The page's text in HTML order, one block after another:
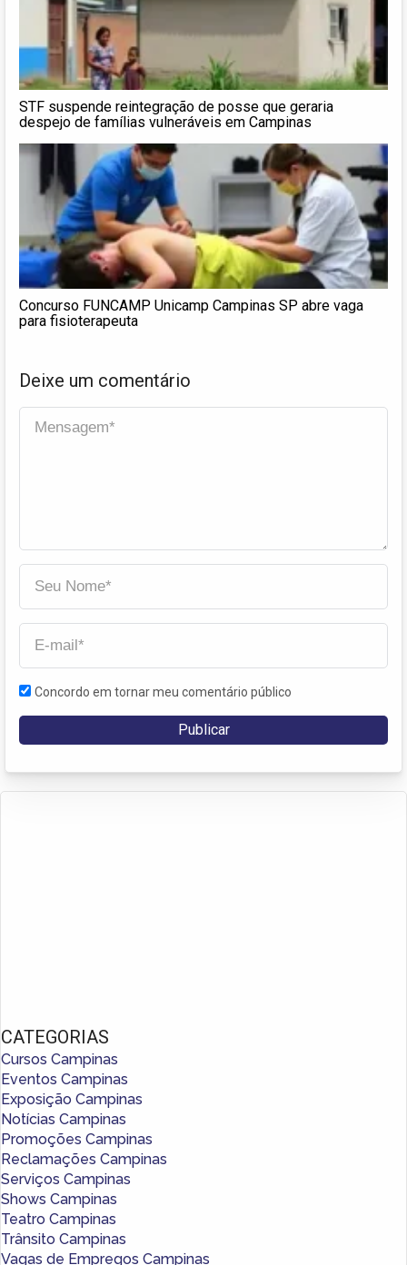
STF suspende reintegração de posse que geraria
despejo de famílias vulneráveis em Campinas
Concurso FUNCAMP Unicamp Campinas SP abre vaga
para fisioterapeuta
Deixe um comentário
Concordo em tornar meu comentário público
CATEGORIAS
Cursos Campinas
Eventos Campinas
Exposição Campinas
Notícias Campinas
Promoções Campinas
Reclamações Campinas
Serviços Campinas
Shows Campinas
Teatro Campinas
Trânsito Campinas
Vagas de Empregos Campinas